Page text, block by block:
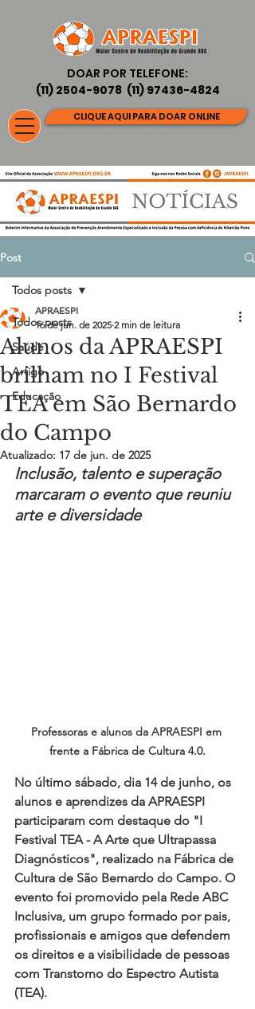
DOAR POR TELEFONE:
(11) 2504-9078 (11) 97436-4824
CLIQUE AQUI PARA DOAR ONLINE
Post
Todos posts
Saúde
Artigo
Educação
Todos posts
Alunos da APRAESPI
brilham no I Festival
TEA em São Bernardo
do Campo
APRAESPI
16 de jun. de 2025 2 min de leitura
Atualizado: 17 de jun. de 2025
Inclusão, talento e superação
marcaram o evento que reuniu
arte e diversidade
Professoras e alunos da APRAESPI em
frente a Fábrica de Cultura 4.0.
No último sábado, dia 14 de junho, os
alunos e aprendizes da APRAESPI
participaram com destaque do "I
Festival TEA - A Arte que Ultrapassa
Diagnósticos", realizado na Fábrica de
Cultura de São Bernardo do Campo. O
evento foi promovido pela Rede ABC
Inclusiva, um grupo formado por pais,
profissionais e amigos que defendem
os direitos e a visibilidade de pessoas
com Transtorno do Espectro Autista
(TEA).